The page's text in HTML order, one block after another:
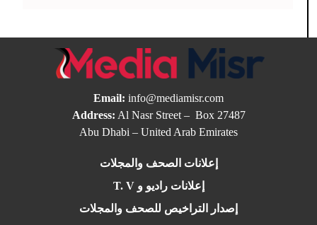
Email: info@mediamisr.com
Address: Al Nasr Street – Box 27487
Abu Dhabi – United Arab Emirates
إعلانات الصحف والمجلات
إعلانات راديو و T. V
إصدار التراخيص للصحف والمجلات